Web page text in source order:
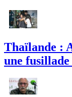
Thaïlande :
une